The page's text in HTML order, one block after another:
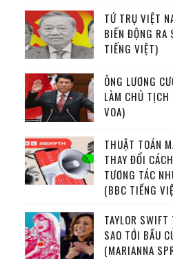
TỨ TRỤ VIỆT
BIẾN ĐỘNG RA
TIẾNG VIỆT)
ÔNG LƯƠNG
LÀM CHỦ
VOA)
THUẬT TOÁN
THAY ĐỔI
TƯƠNG TÁC
(BBC TIẾNG
TAYLOR
SAO TỚI BẦU
(MARIANNA